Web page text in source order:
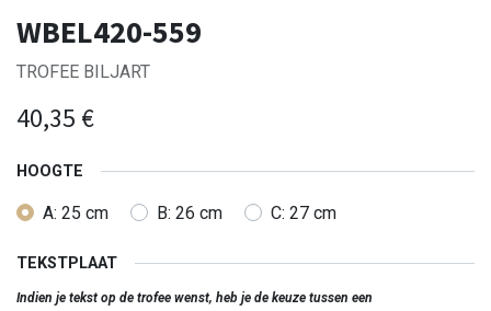
WBEL420-559
TROFEE BILJART
40,35 €
HOOGTE
A: 25 cm B: 26 cm C: 27 cm
TEKSTPLAAT
Indien je tekst op de trofee wenst, heb je de keuze tussen een